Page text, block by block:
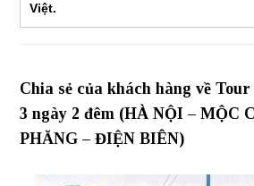
Việt.
Chia sẻ của khách hàng về
3 ngày 2 đêm (HÀ NỘI – MỘC
PHĂNG – ĐIỆN BIÊN)